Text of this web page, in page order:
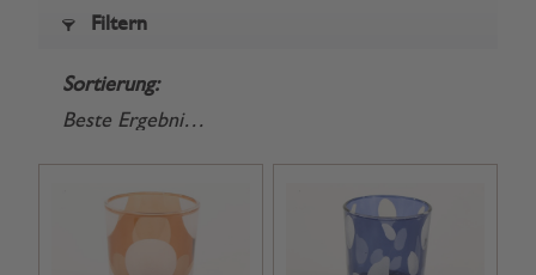
Filtern
Sortierung: